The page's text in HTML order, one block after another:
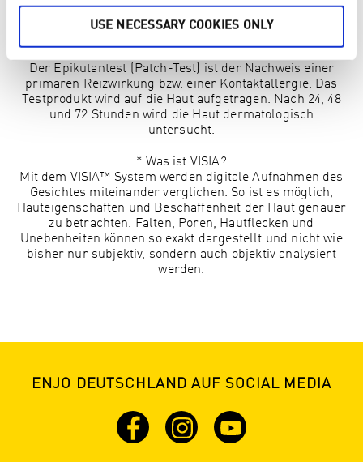
USE NECESSARY COOKIES ONLY
• Klinisch-dermatologischen Anwendungstest mit dem
VISIA-System*
Der Epikutantest (Patch-Test) ist der Nachweis einer
primären Reizwirkung bzw. einer Kontaktallergie. Das
Testprodukt wird auf die Haut aufgetragen. Nach 24, 48
und 72 Stunden wird die Haut dermatologisch
untersucht.
* Was ist VISIA?
Mit dem VISIA™ System werden digitale Aufnahmen des
Gesichtes miteinander verglichen. So ist es möglich,
Hauteigenschaften und Beschaffenheit der Haut genauer
zu betrachten. Falten, Poren, Hautflecken und
Unebenheiten können so exakt dargestellt und nicht wie
bisher nur subjektiv, sondern auch objektiv analysiert
werden.
ENJO DEUTSCHLAND AUF SOCIAL MEDIA